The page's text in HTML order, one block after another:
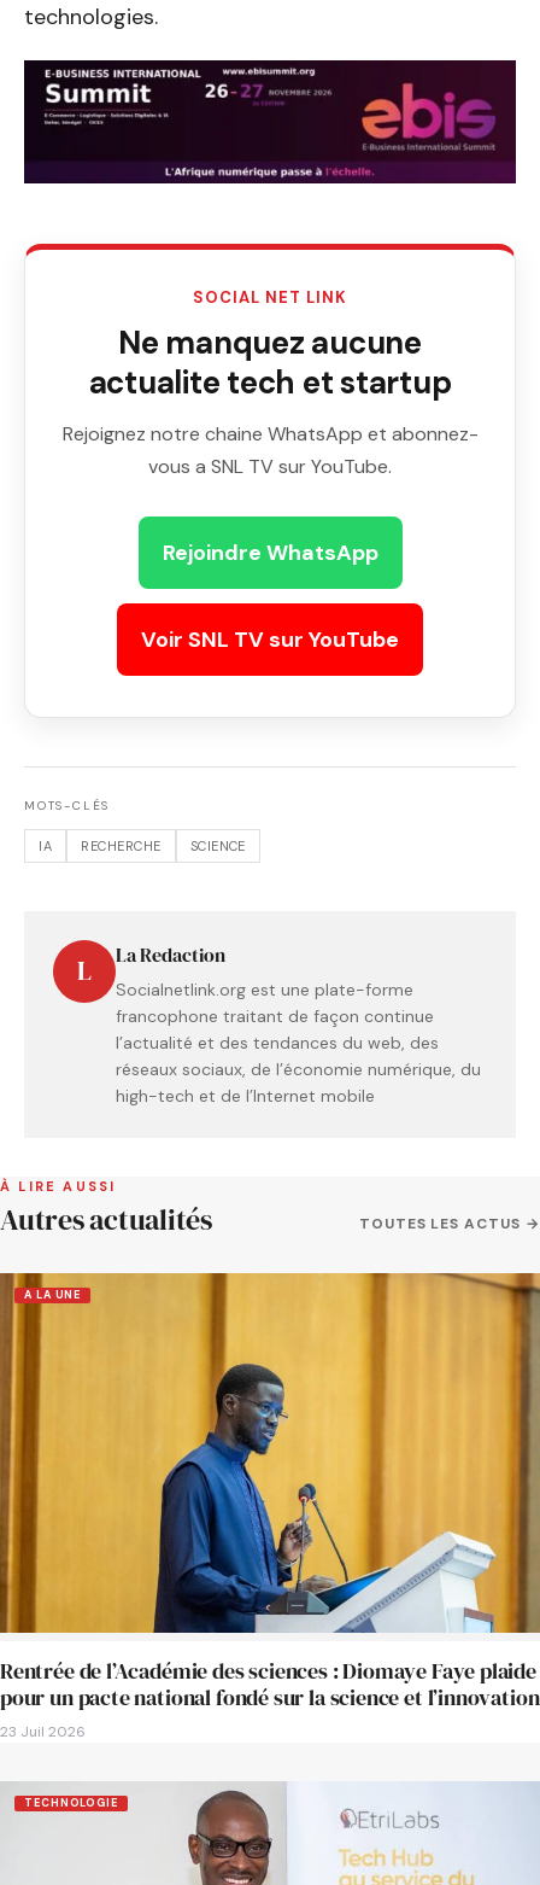
technologies.
SOCIAL NET LINK
Ne manquez aucune
actualite tech et startup
Rejoignez notre chaine WhatsApp et abonnez-
vous a SNL TV sur YouTube.
Rejoindre WhatsApp
Voir SNL TV sur YouTube
MOTS-CLÉS
IA RECHERCHE SCIENCE
L La Redaction
Socialnetlink.org est une plate-forme
francophone traitant de façon continue
l’actualité et des tendances du web, des
réseaux sociaux, de l’économie numérique, du
high-tech et de l’Internet mobile
À LIRE AUSSI
Autres actualités TOUTES LES ACTUS →
A LA UNE
Rentrée de l’Académie des sciences : Diomaye Faye plaide
pour un pacte national fondé sur la science et l’innovation
23 Juil 2026
TECHNOLOGIE